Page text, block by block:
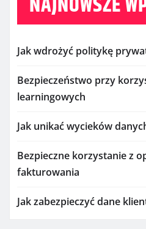
Jak wdrożyć politykę
Bezpieczeństwo przy
learningowych
Jak unikać wycieków
Bezpieczne korzystanie z
fakturowania
Jak zabezpieczyć dane